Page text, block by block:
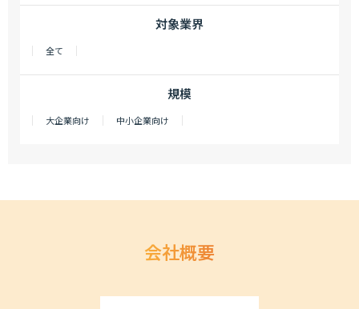
対象業界
全て
規模
大企業向け 中小企業向け
会社概要